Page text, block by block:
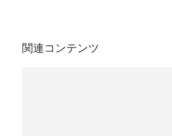
関連コンテンツ